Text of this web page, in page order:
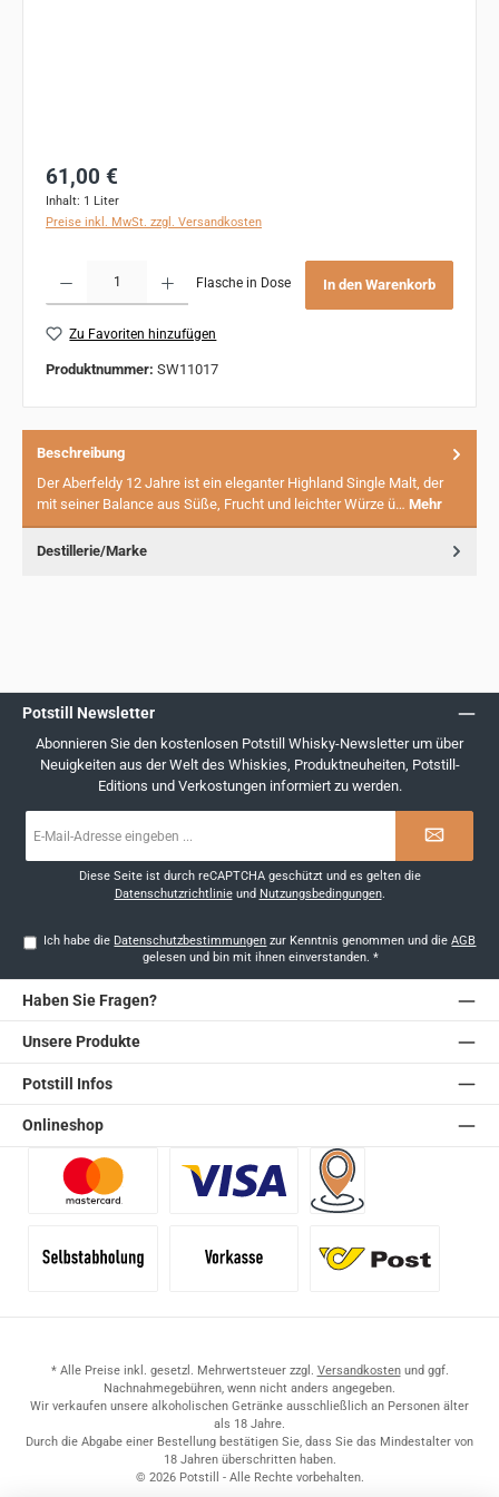
Regulärer Preis:
61,00 €
Inhalt: 1 Liter
Preise inkl. MwSt. zzgl. Versandkosten
Flasche in Dose In den Warenkorb
Zu Favoriten hinzufügen
Produktnummer: SW11017
Beschreibung
Der Aberfeldy 12 Jahre ist ein eleganter Highland Single Malt, der
mit seiner Balance aus Süße, Frucht und leichter Würze ü… Mehr
Destillerie/Marke
Potstill Newsletter
Abonnieren Sie den kostenlosen Potstill Whisky-Newsletter um über
Neuigkeiten aus der Welt des Whiskies, Produktneuheiten, Potstill-
Editions und Verkostungen informiert zu werden.
Mail-
Diese Seite ist durch reCAPTCHA geschützt und es gelten die
Datenschutzrichtlinieund Nutzungsbedingungen.
Ich habe die Datenschutzbestimmungen zur Kenntnis genommen und dieAGB
gelesen und bin mit ihnen einverstanden. *
Haben Sie Fragen?
Unsere Produkte
Potstill Infos
Onlineshop
* Alle Preise inkl. gesetzl. Mehrwertsteuer zzgl. Versandkostenund ggf.
Nachnahmegebühren, wenn nicht anders angegeben.
Wir verkaufen unsere alkoholischen Getränke ausschließlich an Personen älter
als 18 Jahre.
Durch die Abgabe einer Bestellung bestätigen Sie, dass Sie das Mindestalter von
18 Jahren überschritten haben.
© 2026 Potstill - Alle Rechte vorbehalten.